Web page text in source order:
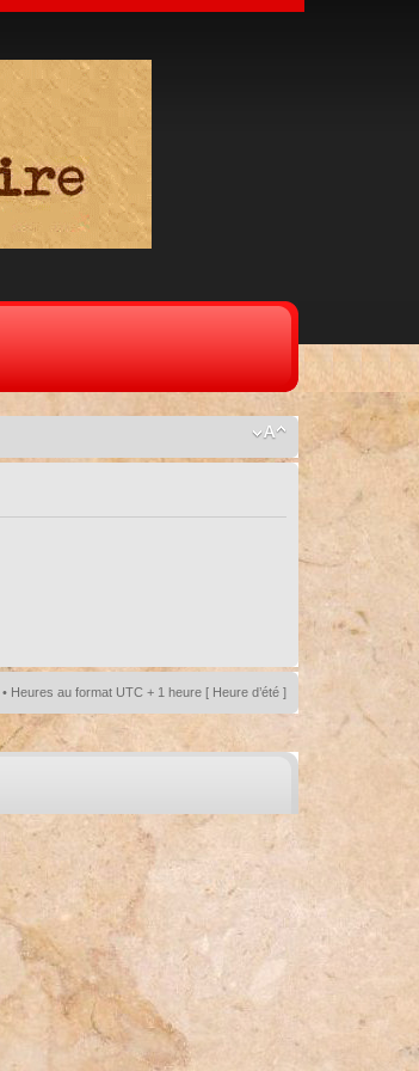
• Heures au format UTC + 1 heure [ Heure d’été ]